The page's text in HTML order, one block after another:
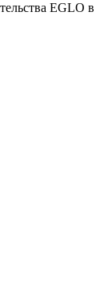
EGLO в